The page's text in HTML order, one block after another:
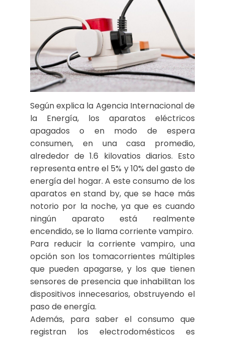
Según explica la Agencia Internacional de
la Energía, los aparatos eléctricos
apagados o en modo de espera
consumen, en una casa promedio,
alrededor de 1.6 kilovatios diarios. Esto
representa entre el 5% y 10% del gasto de
energía del hogar. A este consumo de los
aparatos en stand by, que se hace más
notorio por la noche, ya que es cuando
ningún aparato está realmente
encendido, se lo llama corriente vampiro.
Para reducir la corriente vampiro, una
opción son los tomacorrientes múltiples
que pueden apagarse, y los que tienen
sensores de presencia que inhabilitan los
dispositivos innecesarios, obstruyendo el
paso de energía.
Además, para saber el consumo que
registran los electrodomésticos es